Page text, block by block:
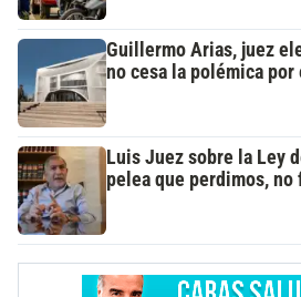
Guillermo Arias, juez
no cesa la polémica por
Luis Juez sobre la Ley
pelea que perdimos,